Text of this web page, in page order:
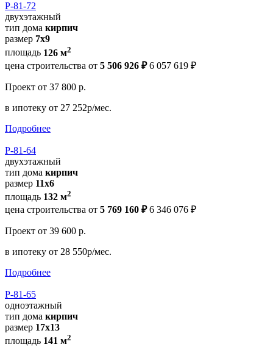
Р-81-72
двухэтажный
тип дома кирпич
размер 7x9
площадь 126 м2
цена строительства от 5 506 926 ₽ 6 057 619 ₽
Проект от 37 800 р.
в ипотеку от 27 252р/мес.
Подробнее
Р-81-64
двухэтажный
тип дома кирпич
размер 11x6
площадь 132 м2
цена строительства от 5 769 160 ₽ 6 346 076 ₽
Проект от 39 600 р.
в ипотеку от 28 550р/мес.
Подробнее
Р-81-65
одноэтажный
тип дома кирпич
размер 17x13
площадь 141 м2